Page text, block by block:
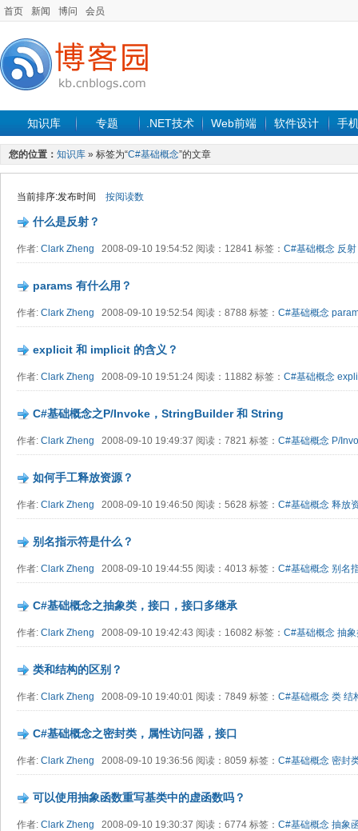
首页 新闻 博问 会员
知识库 专题 .NET技术 Web前端 软件设计 手
您的位置： 知识库 » 标签为“C#基础概念”的文章
当前排序:发布时间 按阅读数
什么是反射？
作者: Clark Zheng 2008-09-10 19:54:52 阅读：12841 标签： C#基础概念 反射
params 有什么用？
作者: Clark Zheng 2008-09-10 19:52:54 阅读：8788 标签： C#基础概念
explicit 和 implicit 的含义？
作者: Clark Zheng 2008-09-10 19:51:24 阅读：11882 标签： C#基础概念
C#基础概念之P/Invoke，StringBuilder 和 String
作者: Clark Zheng 2008-09-10 19:49:37 阅读：7821 标签： C#基础概念 P/
如何手工释放资源？
作者: Clark Zheng 2008-09-10 19:46:50 阅读：5628 标签： C#基础概念 释放
别名指示符是什么？
作者: Clark Zheng 2008-09-10 19:44:55 阅读：4013 标签： C#基础概念 别名
C#基础概念之抽象类，接口，接口多继承
作者: Clark Zheng 2008-09-10 19:42:43 阅读：16082 标签： C#基础概念 抽
类和结构的区别？
作者: Clark Zheng 2008-09-10 19:40:01 阅读：7849 标签： C#基础概念 类 结
C#基础概念之密封类，属性访问器，接口
作者: Clark Zheng 2008-09-10 19:36:56 阅读：8059 标签： C#基础概念 密封
可以使用抽象函数重写基类中的虚函数吗？
作者: Clark Zheng 2008-09-10 19:30:37 阅读：6774 标签： C#基础概念 抽象